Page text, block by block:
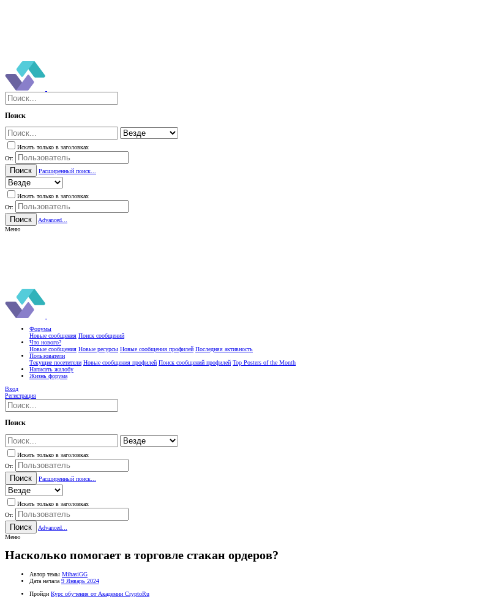
Поиск
Искать только в заголовках
От:
Поиск Расширенный поиск...
Искать только в заголовках
От:
Поиск
Advanced...
Меню
Форумы
Новые сообщения Поиск сообщений
Что нового?
Новые сообщения Новые ресурсы Новые сообщения профилей Последняя активность
Пользователи
Текущие посетители Новые сообщения профилей Поиск сообщений профилей Top Posters of the Month
Написать жалобу
Жизнь форума
Вход
Регистрация
Поиск
Искать только в заголовках
От:
Поиск Расширенный поиск...
Искать только в заголовках
От:
Поиск
Advanced...
Меню
Насколько помогает в торговле стакан ордеров?
Автор темы MihasiGG
Дата начала 9 Январь 2024
Пройди Курс обучения от Академии CryptoRu